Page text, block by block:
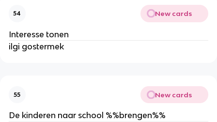
54 New cards
Interesse tonen
ilgi gostermek
55 New cards
De kinderen naar school %%brengen%%